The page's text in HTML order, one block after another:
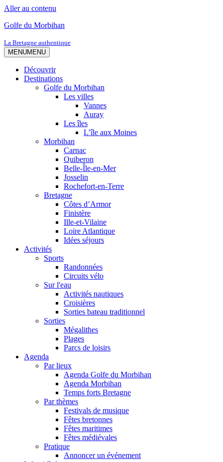
Aller au contenu
Golfe du Morbihan
La Bretagne authentique
MENUMENU
Découvrir
Destinations
Golfe du Morbihan
Les villes
Vannes
Auray
Les îles
L’île aux Moines
Morbihan
Carnac
Quiberon
Belle-Île-en-Mer
Josselin
Rochefort-en-Terre
Bretagne
Côtes d’Armor
Finistère
Ille-et-Vilaine
Loire Atlantique
Idées séjours
Activités
Sports
Randonnées
Circuits vélo
Sur l'eau
Activités nautiques
Croisières
Sorties bateau traditionnel
Sorties
Mégalithes
Plages
Parcs de loisirs
Agenda
Par lieux
Agenda Golfe du Morbihan
Agenda Morbihan
Temps forts Bretagne
Par thèmes
Festivals de musique
Fêtes bretonnes
Fêtes maritimes
Fêtes médiévales
Pratique
Annoncer un événement